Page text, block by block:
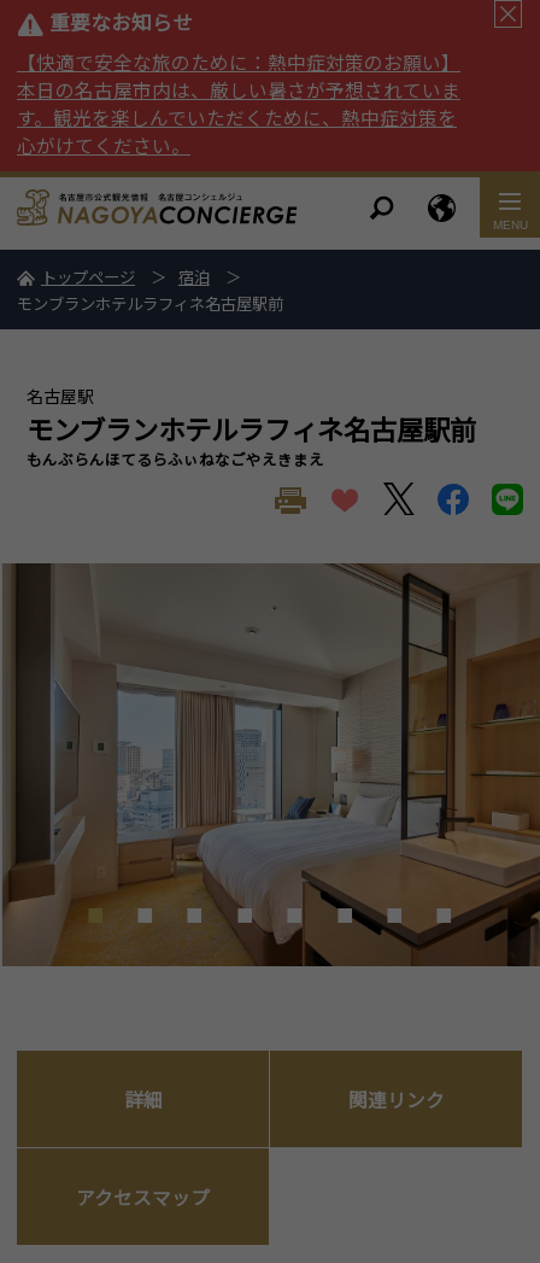
重要なお知らせ
【快適で安全な旅のために：熱中症対策のお願い】
本日の名古屋市内は、厳しい暑さが予想されていま
す。観光を楽しんでいただくために、熱中症対策を
心がけてください。
トップページ
宿泊
モンブランホテルラフィネ名古屋駅前
名古屋駅
モンブランホテルラフィネ名古屋駅前
もんぶらんほてるらふぃねなごやえきまえ
詳細 関連リンク
アクセスマップ